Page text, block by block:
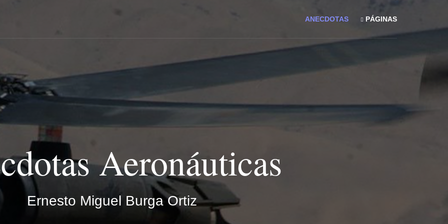
ANECDOTAS PÁGINAS
Aeronáuticas
Ernesto Miguel Burga Ortiz